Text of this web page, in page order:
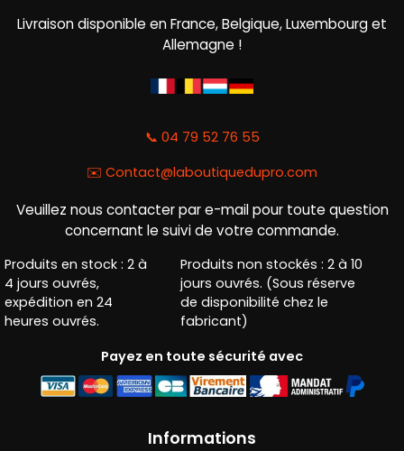
Livraison disponible en France, Belgique, Luxembourg et
Allemagne !
📞 04 79 52 76 55
✉️ Contact@laboutiquedupro.com
Veuillez nous contacter par e-mail pour toute question
concernant le suivi de votre commande.
Produits en stock : 2 à
4 jours ouvrés,
expédition en 24
heures ouvrés.
Produits non stockés : 2 à 10
jours ouvrés. (Sous réserve
de disponibilité chez le
fabricant)
Payez en toute sécurité avec
Informations